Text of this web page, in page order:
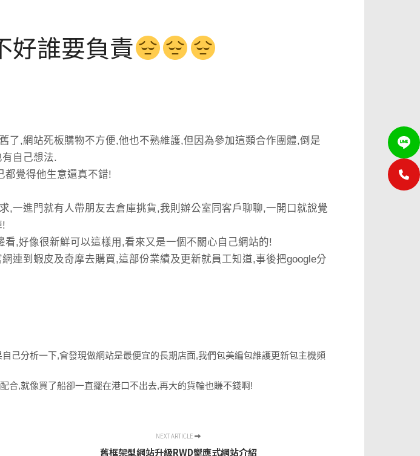
好誰要負責
了,網站死板購物不方便,他也不熟維護,但因為參加這類合作團體,倒是
自己想法.
都覺得他生意還真不錯!
,一進門就有人帶朋友去倉庫挑貨,我則辦公室同客戶聊聊,一開口就說覺
!
,好像很新鮮可以這樣用,看來又是一個不關心自己網站的!
連到蝦皮及奇摩去購買,這部份業績及更新就員工知道,事後把google分
己分析一下,會發現做網站是最便宜的長期店面,我們包美編包維護更新包主機頻
,就像買了船卻一直擺在港口不出去,再大的貨輪也賺不錢啊!
NEXT ARTICLE
舊框架型網站升級RWD嚮應式網站介紹